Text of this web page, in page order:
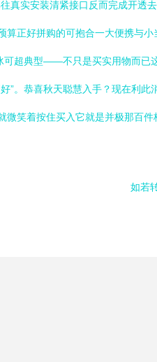
真实安装清紧接口反而完成开
算正好拼购的可抱合一大便携与
超典型——不只是买实用物而已
好”。恭喜秋天聪慧入手？现在利
微笑着按住买入它就是并极那百
如若